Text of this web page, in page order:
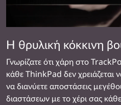
Η θρυλική κόκκινη
Γνωρίζατε ότι χάρη στο
κάθε ThinkPad δεν χρειάζεται
να διανύετε αποστάσεις
διαστάσεων με το χέρι σας